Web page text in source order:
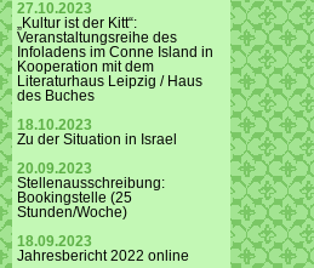
27.10.2023
„Kultur ist der Kitt“:
Veranstaltungsreihe des
Infoladens im Conne Island in
Kooperation mit dem
Literaturhaus Leipzig / Haus
des Buches
18.10.2023
Zu der Situation in Israel
20.09.2023
Stellenausschreibung:
Bookingstelle (25
Stunden/Woche)
18.09.2023
Jahresbericht 2022 online